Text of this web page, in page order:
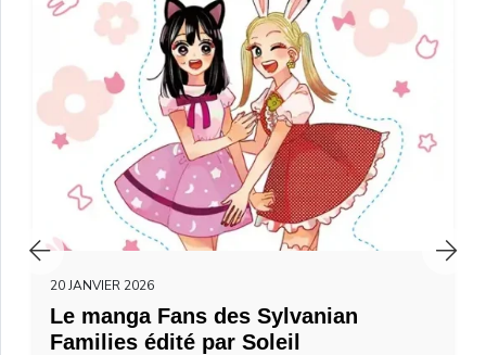
20 JANVIER 2026
Le manga Fans des Sylvanian
Families édité par Soleil